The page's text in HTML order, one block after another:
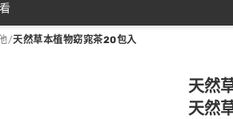
/天然草本植物窈窕茶20包入
天然
天然